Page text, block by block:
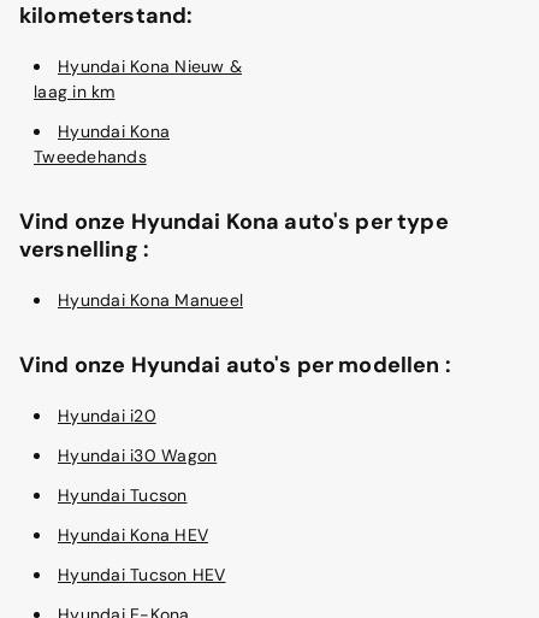
kilometerstand:
Hyundai Kona Nieuw &
laag in km
Hyundai Kona
Tweedehands
Vind onze Hyundai Kona auto's per type
versnelling :
Hyundai Kona Manueel
Vind onze Hyundai auto's per modellen :
Hyundai i20
Hyundai i30 Wagon
Hyundai Tucson
Hyundai Kona HEV
Hyundai Tucson HEV